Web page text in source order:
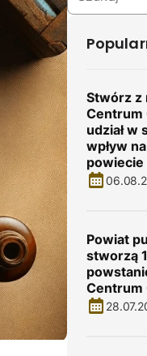
Stwórz z
Centrum
udział w
wpływ
powiecie
Powiat
stworzą
Centrum